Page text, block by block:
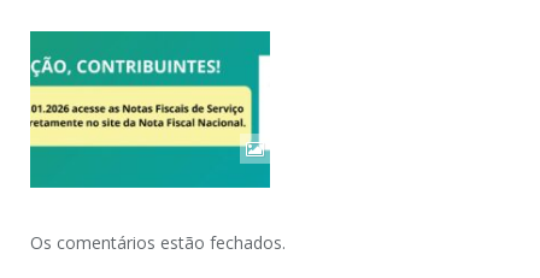
Os comentários estão fechados.